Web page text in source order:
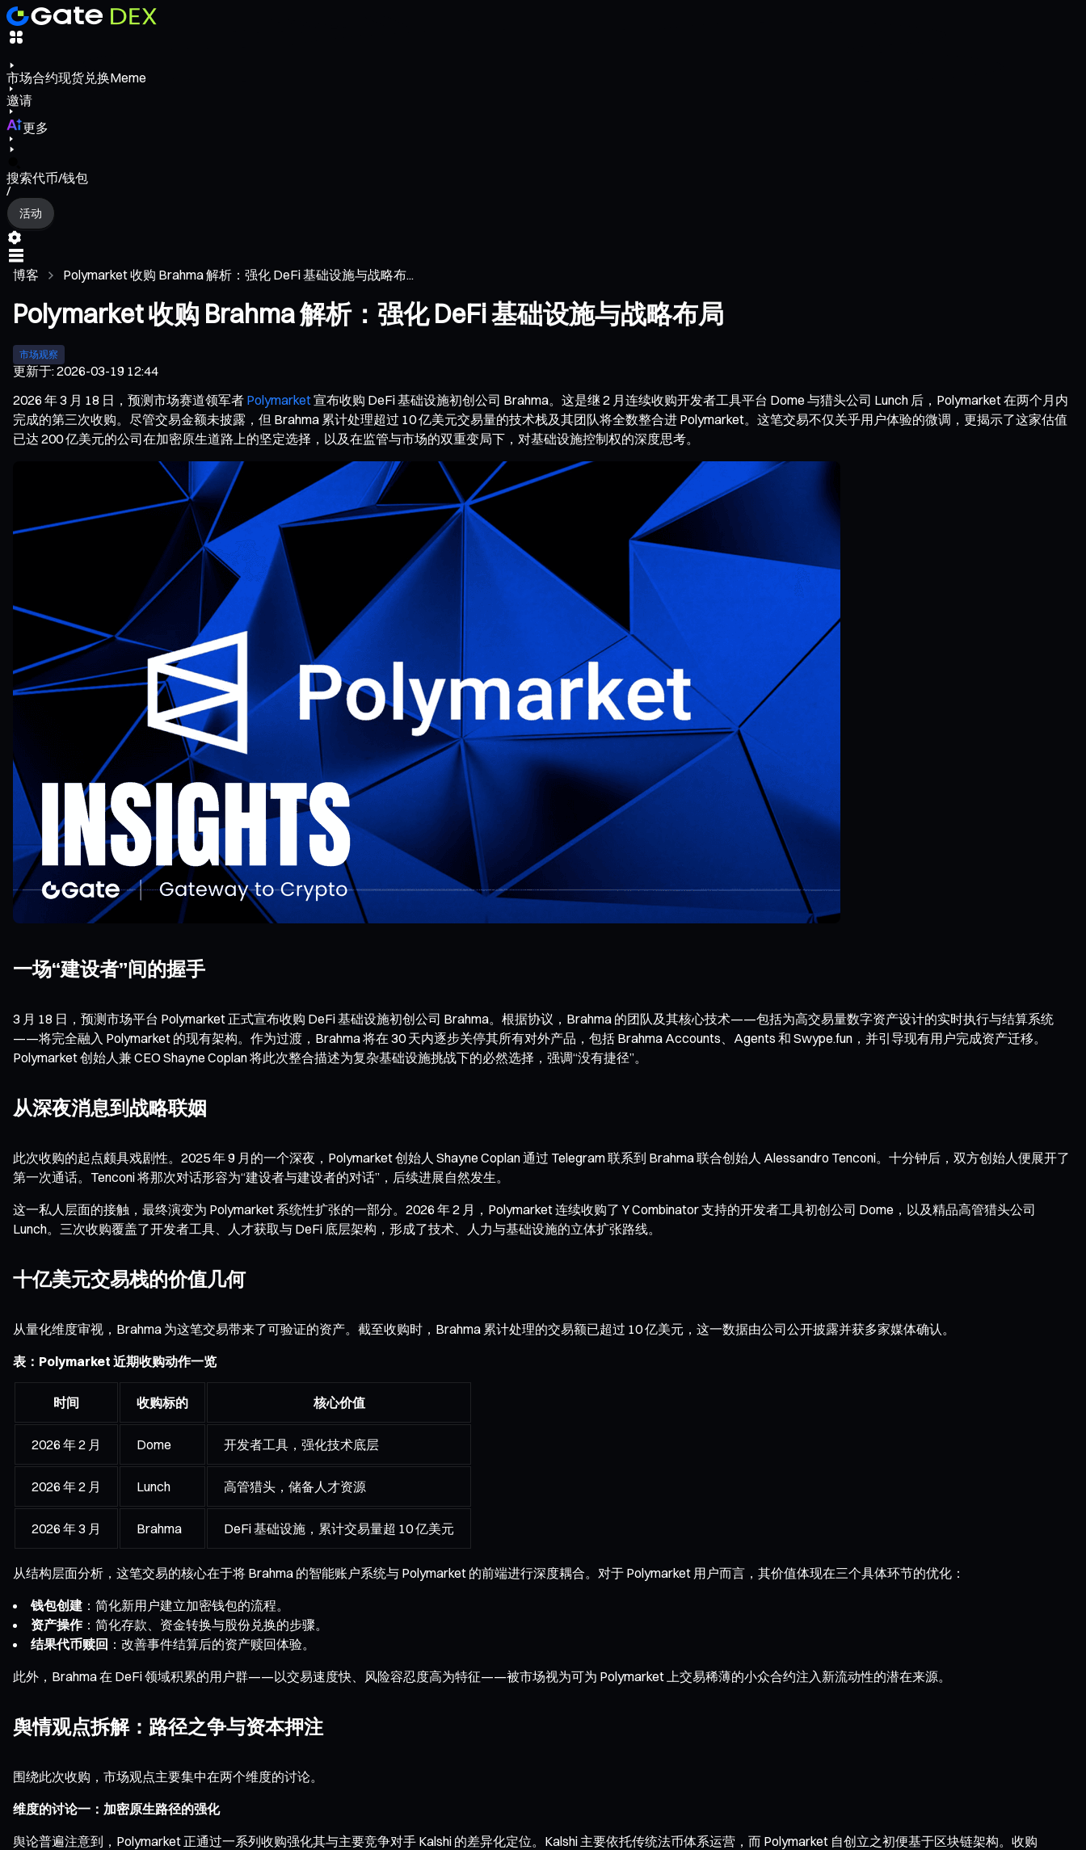
市场合约现货兑换Meme
邀请
更多
搜索代币/钱包
/
活动
博客 Polymarket 收购 Brahma 解析：强化 DeFi 基础设施与战略布...
Polymarket 收购 Brahma 解析：强化 DeFi 基础设施与战略布局
市场观察
更新于:2026-03-19 12:44
2026 年 3 月 18 日，预测市场赛道领军者 Polymarket宣布收购 DeFi 基础设施初创公司 Brahma。这是继 2 月连续收购开发者工具平台 Dome 与猎头公司 Lunch 后，Polymarket 在两个月内
完成的第三次收购。尽管交易金额未披露，但 Brahma 累计处理超过 10 亿美元交易量的技术栈及其团队将全数整合进 Polymarket。这笔交易不仅关乎用户体验的微调，更揭示了这家估值
已达 200 亿美元的公司在加密原生道路上的坚定选择，以及在监管与市场的双重变局下，对基础设施控制权的深度思考。
一场“建设者”间的握手
3 月 18 日，预测市场平台 Polymarket 正式宣布收购 DeFi 基础设施初创公司 Brahma。根据协议，Brahma 的团队及其核心技术——包括为高交易量数字资产设计的实时执行与结算系统
——将完全融入 Polymarket 的现有架构。作为过渡，Brahma 将在 30 天内逐步关停其所有对外产品，包括 Brahma Accounts、Agents 和 Swype.fun，并引导现有用户完成资产迁移。
Polymarket 创始人兼 CEO Shayne Coplan 将此次整合描述为复杂基础设施挑战下的必然选择，强调“没有捷径”。
从深夜消息到战略联姻
此次收购的起点颇具戏剧性。2025 年 9 月的一个深夜，Polymarket 创始人 Shayne Coplan 通过 Telegram 联系到 Brahma 联合创始人 Alessandro Tenconi。十分钟后，双方创始人便展开了
第一次通话。Tenconi 将那次对话形容为“建设者与建设者的对话”，后续进展自然发生。
这一私人层面的接触，最终演变为 Polymarket 系统性扩张的一部分。2026 年 2 月，Polymarket 连续收购了 Y Combinator 支持的开发者工具初创公司 Dome，以及精品高管猎头公司
Lunch。三次收购覆盖了开发者工具、人才获取与 DeFi 底层架构，形成了技术、人力与基础设施的立体扩张路线。
十亿美元交易栈的价值几何
从量化维度审视，Brahma 为这笔交易带来了可验证的资产。截至收购时，Brahma 累计处理的交易额已超过 10 亿美元，这一数据由公司公开披露并获多家媒体确认。
表：Polymarket 近期收购动作一览
时间 收购标的 核心价值
2026 年 2 月 Dome 开发者工具，强化技术底层
2026 年 2 月 Lunch 高管猎头，储备人才资源
2026 年 3 月 Brahma DeFi 基础设施，累计交易量超 10 亿美元
从结构层面分析，这笔交易的核心在于将 Brahma 的智能账户系统与 Polymarket 的前端进行深度耦合。对于 Polymarket 用户而言，其价值体现在三个具体环节的优化：
钱包创建 ：简化新用户建立加密钱包的流程。
资产操作：简化存款、资金转换与股份兑换的步骤。
结果代币赎回 ：改善事件结算后的资产赎回体验。
此外，Brahma 在 DeFi 领域积累的用户群——以交易速度快、风险容忍度高为特征——被市场视为可为 Polymarket 上交易稀薄的小众合约注入新流动性的潜在来源。
舆情观点拆解：路径之争与资本押注
围绕此次收购，市场观点主要集中在两个维度的讨论。
维度的讨论一：加密原生路径的强化
舆论普遍注意到，Polymarket 正通过一系列收购强化其与主要竞争对手 Kalshi 的差异化定位。Kalshi 主要依托传统法币体系运营，而 Polymarket 自创立之初便基于区块链架构。收购